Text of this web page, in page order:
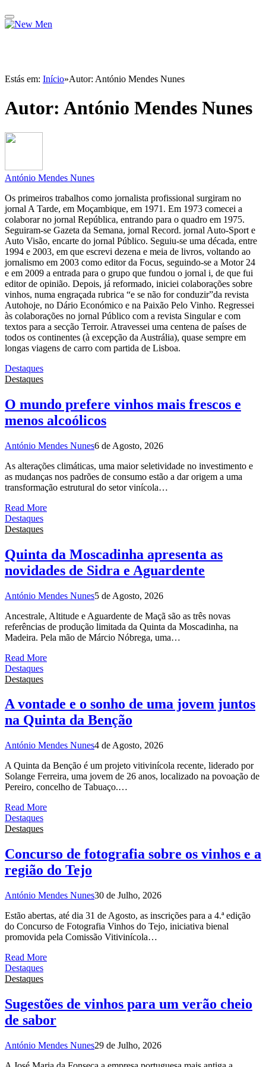
Estás em: Início»Autor: António Mendes Nunes
Autor: António Mendes Nunes
António Mendes Nunes
Os primeiros trabalhos como jornalista profissional surgiram no
jornal A Tarde, em Moçambique, em 1971. Em 1973 comecei a
colaborar no jornal República, entrando para o quadro em 1975.
Seguiram-se Gazeta da Semana, jornal Record. jornal Auto-Sport e
Auto Visão, encarte do jornal Público. Seguiu-se uma década, entre
1994 e 2003, em que escrevi dezena e meia de livros, voltando ao
jornalismo em 2003 como editor da Focus, seguindo-se a Motor 24
e em 2009 a entrada para o grupo que fundou o jornal i, de que fui
editor de opinião. Depois, já reformado, iniciei colaborações sobre
vinhos, numa engraçada rubrica “e se não for conduzir”da revista
Autohoje, no Dário Económico e na Paixão Pelo Vinho. Regressei
às colaborações no jornal Público com a revista Singular e com
textos para a secção Terroir. Atravessei uma centena de países de
todos os continentes (à excepção da Austrália), quase sempre em
longas viagens de carro com partida de Lisboa.
Destaques
Destaques
O mundo prefere vinhos mais frescos e
menos alcoólicos
António Mendes Nunes6 de Agosto, 2026
As alterações climáticas, uma maior seletividade no investimento e
as mudanças nos padrões de consumo estão a dar origem a uma
transformação estrutural do setor vinícola…
Read More
Destaques
Destaques
Quinta da Moscadinha apresenta as
novidades de Sidra e Aguardente
António Mendes Nunes5 de Agosto, 2026
Ancestrale, Altitude e Aguardente de Maçã são as três novas
referências de produção limitada da Quinta da Moscadinha, na
Madeira. Pela mão de Márcio Nóbrega, uma…
Read More
Destaques
Destaques
A vontade e o sonho de uma jovem juntos
na Quinta da Benção
António Mendes Nunes4 de Agosto, 2026
A Quinta da Benção é um projeto vitivinícola recente, liderado por
Solange Ferreira, uma jovem de 26 anos, localizado na povoação de
Pereiro, concelho de Tabuaço.…
Read More
Destaques
Destaques
Concurso de fotografia sobre os vinhos e a
região do Tejo
António Mendes Nunes30 de Julho, 2026
Estão abertas, até dia 31 de Agosto, as inscrições para a 4.ª edição
do Concurso de Fotografia Vinhos do Tejo, iniciativa bienal
promovida pela Comissão Vitivinícola…
Read More
Destaques
Destaques
Sugestões de vinhos para um verão cheio
de sabor
António Mendes Nunes29 de Julho, 2026